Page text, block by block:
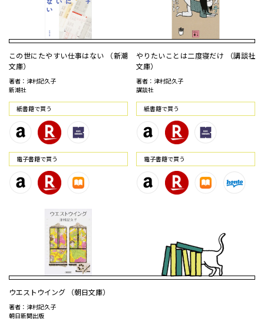
この世にたやすい仕事はない （新潮
文庫）
著者：津村記久子
新潮社
紙書籍で買う
電⼦書籍で買う
やりたいことは二度寝だけ （講談社
文庫）
著者：津村記久子
講談社
紙書籍で買う
電⼦書籍で買う
ウエストウイング （朝日文庫）
著者：津村記久子
朝日新聞出版